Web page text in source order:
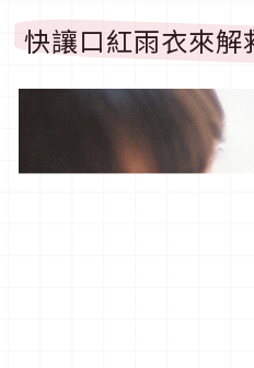
快讓口紅雨衣來解